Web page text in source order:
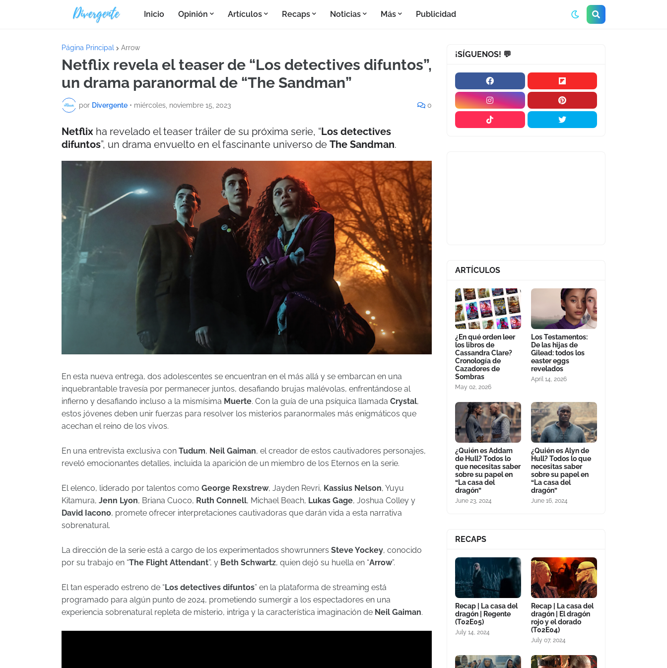
Inicio Opinión Artículos Recaps Noticias Más Publicidad
Página Principal Arrow
Netflix revela el teaser de “Los detectives difuntos”,
un drama paranormal de “The Sandman”
por Divergente • miércoles, noviembre 15, 2023 0
Netflix ha revelado el teaser tráiler de su próxima serie, “Los detectives
difuntos”, un drama envuelto en el fascinante universo de The Sandman.
En esta nueva entrega, dos adolescentes se encuentran en el más allá y se embarcan en una
inquebrantable travesía por permanecer juntos, desafiando brujas malévolas, enfrentándose al
infierno y desafiando incluso a la mismísima Muerte. Con la guía de una psíquica llamada Crystal,
estos jóvenes deben unir fuerzas para resolver los misterios paranormales más enigmáticos que
acechan el reino de los vivos.
En una entrevista exclusiva con Tudum, Neil Gaiman, el creador de estos cautivadores personajes,
reveló emocionantes detalles, incluida la aparición de un miembro de los Eternos en la serie.
El elenco, liderado por talentos como George Rexstrew, Jayden Revri, Kassius Nelson, Yuyu
Kitamura, Jenn Lyon, Briana Cuoco, Ruth Connell, Michael Beach, Lukas Gage, Joshua Colley y
David Iacono, promete ofrecer interpretaciones cautivadoras que darán vida a esta narrativa
sobrenatural.
La dirección de la serie está a cargo de los experimentados showrunners Steve Yockey, conocido
por su trabajo en “The Flight Attendant”, y Beth Schwartz, quien dejó su huella en “Arrow”.
El tan esperado estreno de “ Los detectives difuntos” en la plataforma de streaming está
programado para algún punto de 2024, prometiendo sumergir a los espectadores en una
experiencia sobrenatural repleta de misterio, intriga y la característica imaginación de Neil Gaiman.
¡SÍGUENOS! 💬
ARTÍCULOS
¿En qué orden leer
los libros de
Cassandra Clare?
Cronología de
Cazadores de
Sombras
May 02, 2026
Los Testamentos:
De las hijas de
Gilead: todos los
easter eggs
revelados
April 14, 2026
¿Quién es Addam
de Hull? Todos lo
que necesitas saber
sobre su papel en
“La casa del
dragón”
June 23, 2024
¿Quién es Alyn de
Hull? Todos lo que
necesitas saber
sobre su papel en
“La casa del
dragón”
June 16, 2024
RECAPS
Recap | La casa del
dragón | Regente
(T02E05)
July 14, 2024
Recap | La casa del
dragón | El dragón
rojo y el dorado
(T02E04)
July 07, 2024